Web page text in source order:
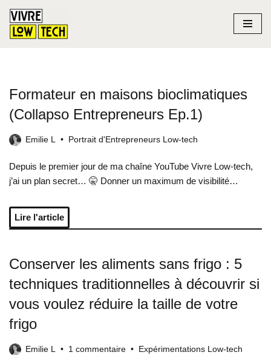
Aller
Formateur en maisons bioclimatiques
(Collapso Entrepreneurs Ep.1)
Emilie L Portrait d'Entrepreneurs Low-tech
Depuis le premier jour de ma chaîne YouTube Vivre Low-tech,
j’ai un plan secret… 🤫 Donner un maximum de visibilité…
Lire l'article
Conserver les aliments sans frigo : 5
techniques traditionnelles à découvrir si
vous voulez réduire la taille de votre
frigo
Emilie L 1 commentaire Expérimentations Low-tech